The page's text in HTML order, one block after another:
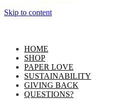
Skip to content
HOME
SHOP
PAPER LOVE
SUSTAINABILITY
GIVING BACK
QUESTIONS?